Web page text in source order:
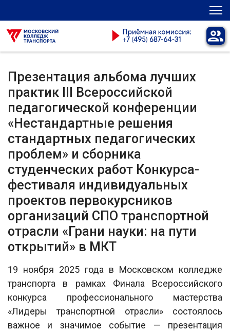
Презентация альбома лучших
практик III Всероссийской
педагогической конференции
«Нестандартные решения
стандартных педагогических
проблем» и сборника
студенческих работ Конкурса-
фестиваля индивидуальных
проектов первокурсников
организаций СПО транспортной
отрасли «Грани науки: на пути
открытий» в МКТ
19 ноября 2025 года в Московском колледже
транспорта в рамках Финала Всероссийского
конкурса профессионального мастерства
«Лидеры транспортной отрасли» состоялось
важное и значимое событие — презентация